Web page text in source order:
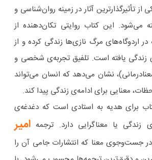
تأثیرگذارترین آثار در زمینه روان‌شناسی و
می‌شود. این کتاب روایتی تکان‌دهنده از
اردوگاه‌های مرگ نازی‌ها زندگی کرده و از
زندگی یافته است. تلفیق تجربه‌ی شخصی و
نشان می‌دهد که انسان می‌تواند
معنایی برای ادامه‌ی زندگی پیدا کند.
برای هدیه به استادی است که دغدغه‌ی‌
زندگی یا معناگرایی دارد. ترجمه امیر
در جست‌وجوی معنا که انتشارات جامی آن را